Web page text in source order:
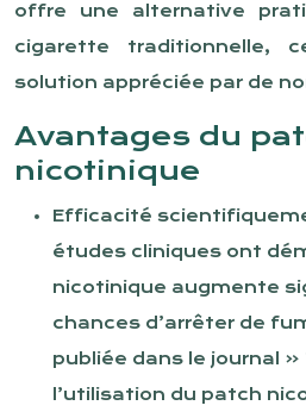
offre une alternative
cigarette traditionnelle,
solution appréciée par de
Avantages du
nicotinique
Efficacité
études cliniques ont
nicotinique augmente
chances d’arrêter de
publiée dans le journal
l’utilisation du patch